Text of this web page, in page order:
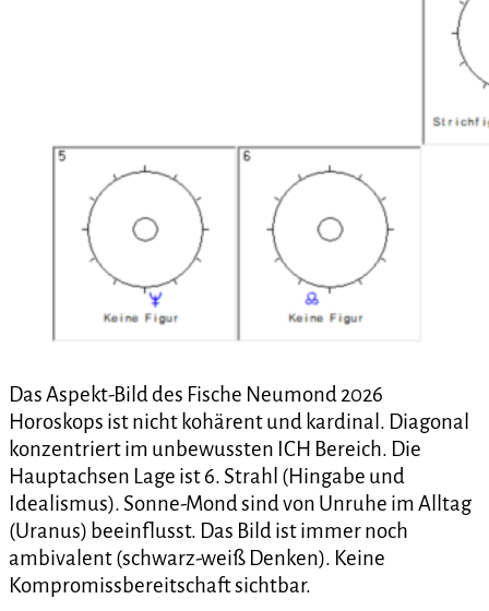
Das Aspekt-Bild des Fische Neumond 2026
Horoskops ist nicht kohärent und kardinal. Diagonal
konzentriert im unbewussten ICH Bereich. Die
Hauptachsen Lage ist 6. Strahl (Hingabe und
Idealismus). Sonne-Mond sind von Unruhe im Alltag
(Uranus) beeinflusst. Das Bild ist immer noch
ambivalent (schwarz-weiß Denken). Keine
Kompromissbereitschaft sichtbar.